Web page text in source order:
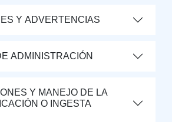
Y ADVERTENCIAS
ADMINISTRACIÓN
Y MANEJO DE LA
O INGESTA